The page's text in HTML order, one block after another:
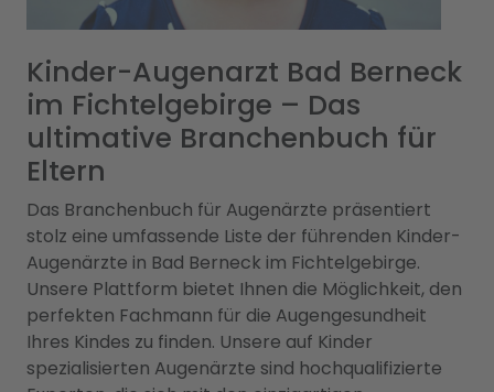
Kinder-Augenarzt Bad Berneck
im Fichtelgebirge – Das
ultimative Branchenbuch für
Eltern
Das Branchenbuch für Augenärzte präsentiert
stolz eine umfassende Liste der führenden Kinder-
Augenärzte in Bad Berneck im Fichtelgebirge.
Unsere Plattform bietet Ihnen die Möglichkeit, den
perfekten Fachmann für die Augengesundheit
Ihres Kindes zu finden. Unsere auf Kinder
spezialisierten Augenärzte sind hochqualifizierte